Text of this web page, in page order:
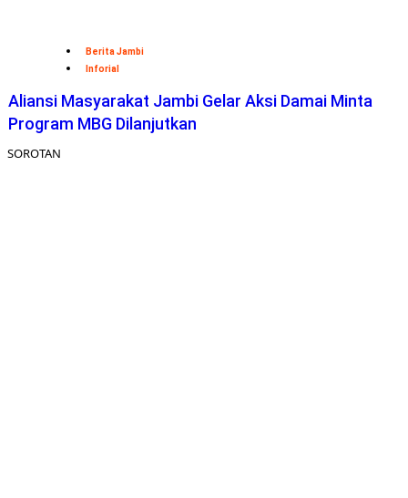
Berita Jambi
Inforial
Aliansi Masyarakat Jambi Gelar Aksi Damai Minta
Program MBG Dilanjutkan
SOROTAN